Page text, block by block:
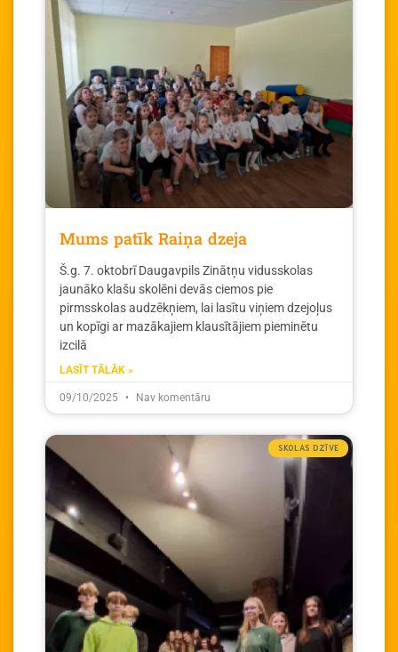
Mums patīk Raiņa dzeja
Š.g. 7. oktobrī Daugavpils Zinātņu vidusskolas
jaunāko klašu skolēni devās ciemos pie
pirmsskolas audzēkņiem, lai lasītu viņiem dzejoļus
un kopīgi ar mazākajiem klausītājiem pieminētu
izcilā
LASĪT TĀLĀK »
09/10/2025 Nav komentāru
SKOLAS DZĪVE